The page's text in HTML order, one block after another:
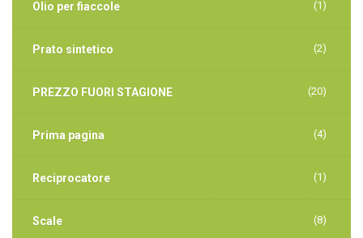
Olio per fiaccole (1)
Prato sintetico (2)
PREZZO FUORI STAGIONE (20)
Prima pagina (4)
Reciprocatore (1)
Scale (8)